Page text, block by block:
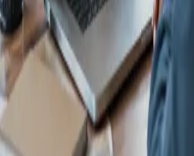
Más información :Psicología Clínica
Specialist
Psiquiatría Especialista
From
€150
Duration